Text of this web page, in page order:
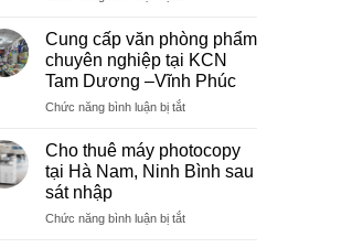
vụ
photocopy
giá
rẻ
hà
–
Báo
giá
tài
Cung cấp văn phòng phẩm
chuyên nghiệp tại KCN
Tam Dương –Vĩnh Phúc
Chức năng bình luận bị tắtở
cấp
văn
phòng
chuyên
Cho thuê máy photocopy
tại Hà Nam, Ninh Bình sau
sát nhập
Chức năng bình luận bị tắtở